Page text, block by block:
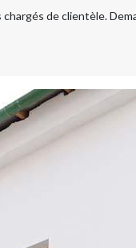
de clientèle.